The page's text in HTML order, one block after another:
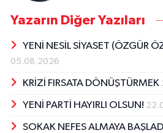
Yazarın Diğer Yazıları
YENİ NESİL SİYASET (ÖZGÜR
05.08.2026
KRİZİ FIRSATA DÖNÜŞTÜRMEK
YENİ PARTİ HAYIRLI OLSUN!
SOKAK NEFES ALMAYA BAŞLADI